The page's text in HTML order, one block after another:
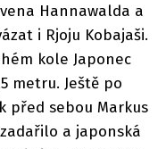
Hannawalda a
i Rjoju Kobajaši.
kole Japonec
metru. Ještě po
před sebou Markus
a japonská